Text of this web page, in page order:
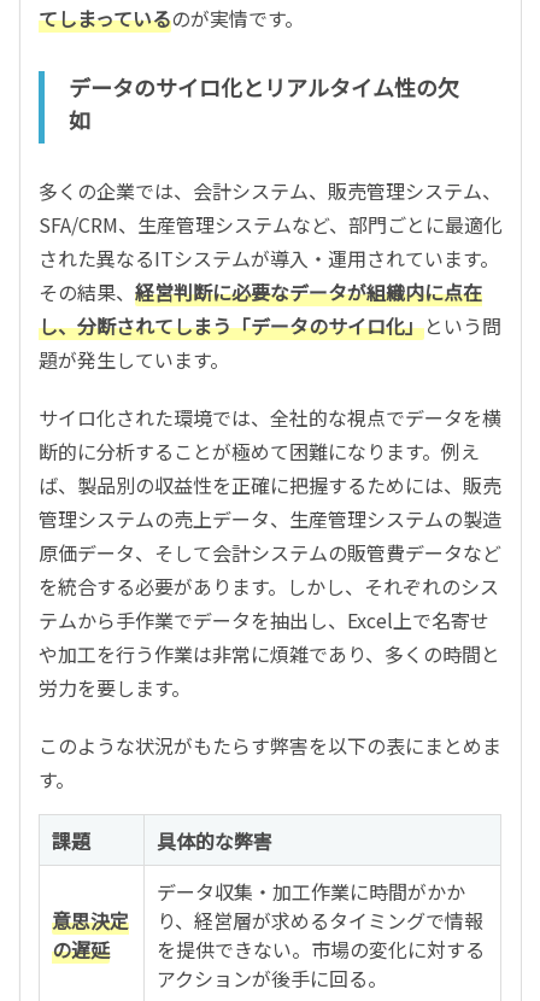
てしまっているのが実情です。
データのサイロ化とリアルタイム性の欠
如
多くの企業では、会計システム、販売管理システム、
SFA/CRM、生産管理システムなど、部門ごとに最適化
された異なるITシステムが導入・運用されています。
その結果、 経営判断に必要なデータが組織内に点在
し、分断されてしまう「データのサイロ化」という問
題が発生しています。
サイロ化された環境では、全社的な視点でデータを横
断的に分析することが極めて困難になります。例え
ば、製品別の収益性を正確に把握するためには、販売
管理システムの売上データ、生産管理システムの製造
原価データ、そして会計システムの販管費データなど
を統合する必要があります。しかし、それぞれのシス
テムから手作業でデータを抽出し、Excel上で名寄せ
や加工を行う作業は非常に煩雑であり、多くの時間と
労力を要します。
このような状況がもたらす弊害を以下の表にまとめま
す。
課題 具体的な弊害
意思決定
の遅延
データ収集・加工作業に時間がかか
り、経営層が求めるタイミングで情報
を提供できない。市場の変化に対する
アクションが後手に回る。